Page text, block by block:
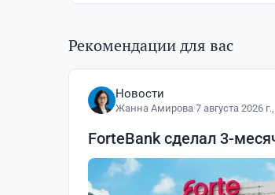
Рекомендации для вас
Новости
Жанна Амирова·7 августа 2026
ForteBank сделал 3-